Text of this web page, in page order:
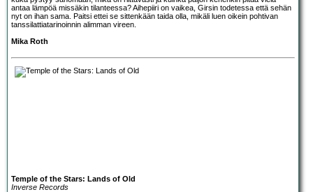
antaa lämpöä missäkin tilanteessa? Aihepiiri on vaikea, Girsin todetessa että sehän
nyt on ihan sama. Paitsi ettei se sittenkään taida olla, mikäli luen oikein pohtivan
tanssilattiatarinoinnin alimman vireen.
Mika Roth
Temple of the Stars: Lands of Old
Inverse Records